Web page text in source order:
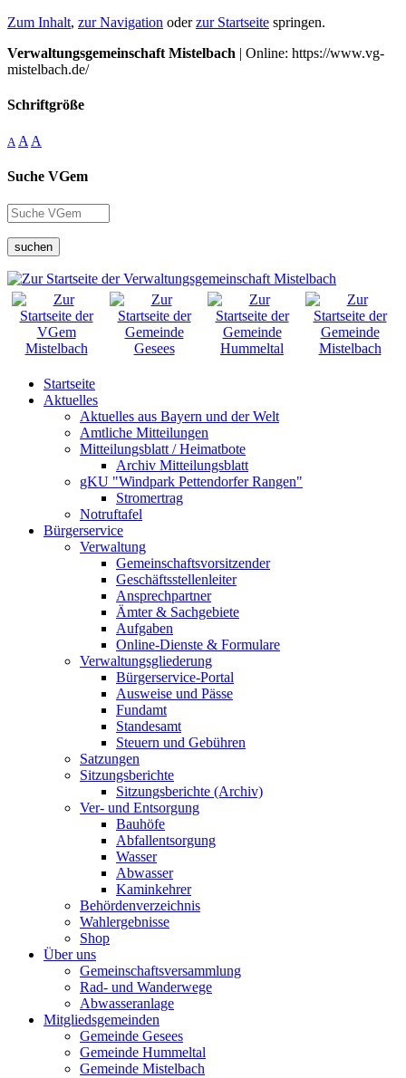
Zum Inhalt, zur Navigation oderzur Startseite springen.
Verwaltungsgemeinschaft Mistelbach | Online: https://www.vg-
mistelbach.de/
Schriftgröße
A A A
Suche VGem
suchen
Startseite
Aktuelles
Aktuelles aus Bayern und der Welt
Amtliche Mitteilungen
Mitteilungsblatt / Heimatbote
Archiv Mitteilungsblatt
gKU "Windpark Pettendorfer Rangen"
Stromertrag
Notruftafel
Bürgerservice
Verwaltung
Gemeinschaftsvorsitzender
Geschäftsstellenleiter
Ansprechpartner
Ämter & Sachgebiete
Aufgaben
Online-Dienste & Formulare
Verwaltungsgliederung
Bürgerservice-Portal
Ausweise und Pässe
Fundamt
Standesamt
Steuern und Gebühren
Satzungen
Sitzungsberichte
Sitzungsberichte (Archiv)
Ver- und Entsorgung
Bauhöfe
Abfallentsorgung
Wasser
Abwasser
Kaminkehrer
Behördenverzeichnis
Wahlergebnisse
Shop
Über uns
Gemeinschaftsversammlung
Rad- und Wanderwege
Abwasseranlage
Mitgliedsgemeinden
Gemeinde Gesees
Gemeinde Hummeltal
Gemeinde Mistelbach